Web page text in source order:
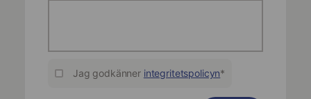
Jag godkänner integritetspolicyn*